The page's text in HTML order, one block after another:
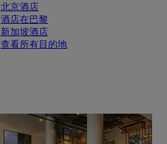
北京酒店
酒店在巴黎
新加坡酒店
查看所有目的地